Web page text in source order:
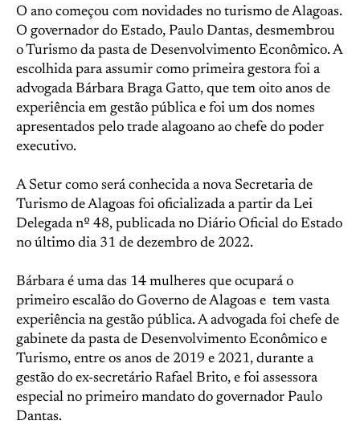
O ano começou com novidades no turismo de Alagoas.
O governador do Estado, Paulo Dantas, desmembrou
o Turismo da pasta de Desenvolvimento Econômico. A
escolhida para assumir como primeira gestora foi a
advogada Bárbara Braga Gatto, que tem oito anos de
experiência em gestão pública e foi um dos nomes
apresentados pelo trade alagoano ao chefe do poder
executivo.
A Setur como será conhecida a nova Secretaria de
Turismo de Alagoas foi oficializada a partir da Lei
Delegada nº 48, publicada no Diário Oficial do Estado
no último dia 31 de dezembro de 2022.
Bárbara é uma das 14 mulheres que ocupará o
primeiro escalão do Governo de Alagoas e tem vasta
experiência na gestão pública. A advogada foi chefe de
gabinete da pasta de Desenvolvimento Econômico e
Turismo, entre os anos de 2019 e 2021, durante a
gestão do ex-secretário Rafael Brito, e foi assessora
especial no primeiro mandato do governador Paulo
Dantas.